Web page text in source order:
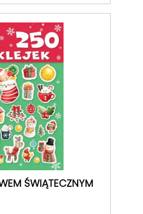
ŚWIĄTECZNYM